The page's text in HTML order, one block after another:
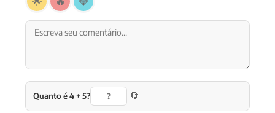
Quanto é 4 + 5? 🔄